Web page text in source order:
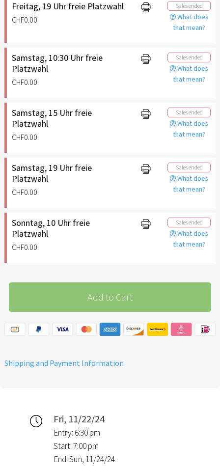
Freitag, 19 Uhr freie Platzwahl
CHF0.00
Sales ended
What does
that mean?
Samstag, 10:30 Uhr freie
Platzwahl
CHF0.00
Sales ended
What does
that mean?
Samstag, 15 Uhr freie
Platzwahl
CHF0.00
Sales ended
What does
that mean?
Samstag, 19 Uhr freie
Platzwahl
CHF0.00
Sales ended
What does
that mean?
Sonntag, 10 Uhr freie
Platzwahl
CHF0.00
Sales ended
What does
that mean?
Add to Cart
Shipping and Payment Information
Fri, 11/22/24
Entry: 6:30 pm
Start: 7:00 pm
End: Sun, 11/24/24